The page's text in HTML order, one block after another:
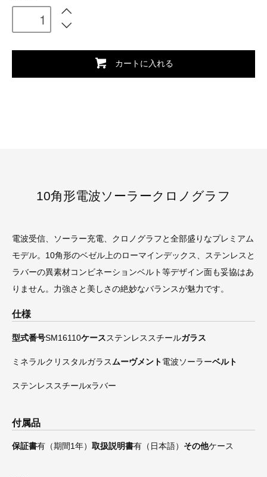
カートに入れる
10角形電波ソーラークロノグラフ
電波受信、ソーラー充電、クロノグラフと全部盛りなプレミアム
モデル。10角形のベゼル上のローマインデックス、ステンレスと
ラバーの異素材コンビネーションベルト等デザイン面も妥協はあ
りません。力強さと美しさの絶妙なバランスが魅力です。
仕様
型式番号SM16110ケースステンレススチールガラス
ミネラルクリスタルガラスムーヴメント電波ソーラーベルト
ステンレススチールxラバー
付属品
保証書有（期間1年） 取扱説明書有（日本語） その他ケース